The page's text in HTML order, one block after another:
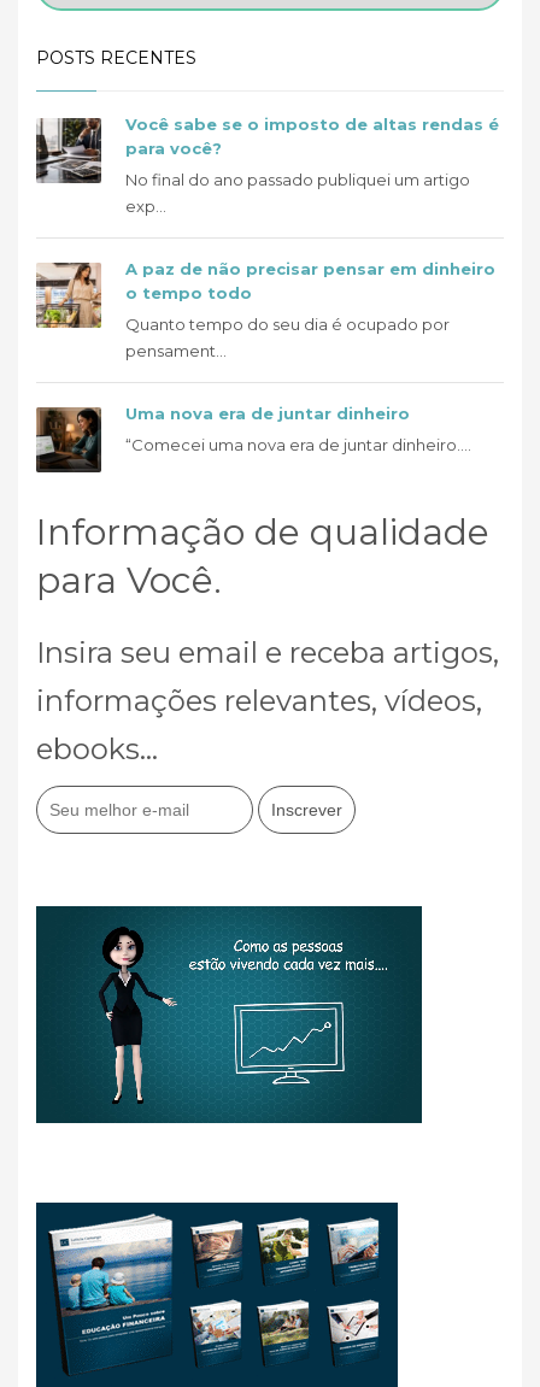
POSTS RECENTES
Você sabe se o imposto de altas rendas é
para você?
No final do ano passado publiquei um artigo
exp...
A paz de não precisar pensar em dinheiro
o tempo todo
Quanto tempo do seu dia é ocupado por
pensament...
Uma nova era de juntar dinheiro
“Comecei uma nova era de juntar dinheiro....
Informação de qualidade
para Você.
Insira seu email e receba artigos,
informações relevantes, vídeos,
ebooks...